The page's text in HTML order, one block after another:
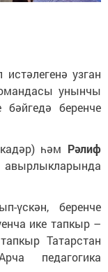
узган
унынчы
беренче
һәм Рәлиф
үскән, беренче
ике тапкыр –
Татарстан
педагогика